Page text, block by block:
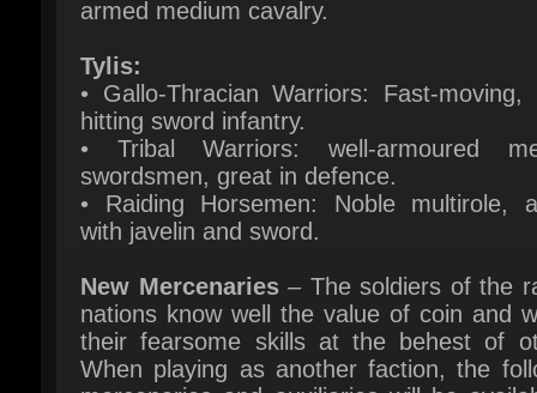
• Tribal Warriors: well-armoured
swordsmen, great in defence.
• Raiding Horsemen: Noble multirole,
with javelin and sword.
New Mercenaries – The soldiers of the
nations know well the value of coin and
their fearsome skills at the behest of
When playing as another faction, the
mercenaries and auxiliaries will be
you when recruiting from within the
territory: